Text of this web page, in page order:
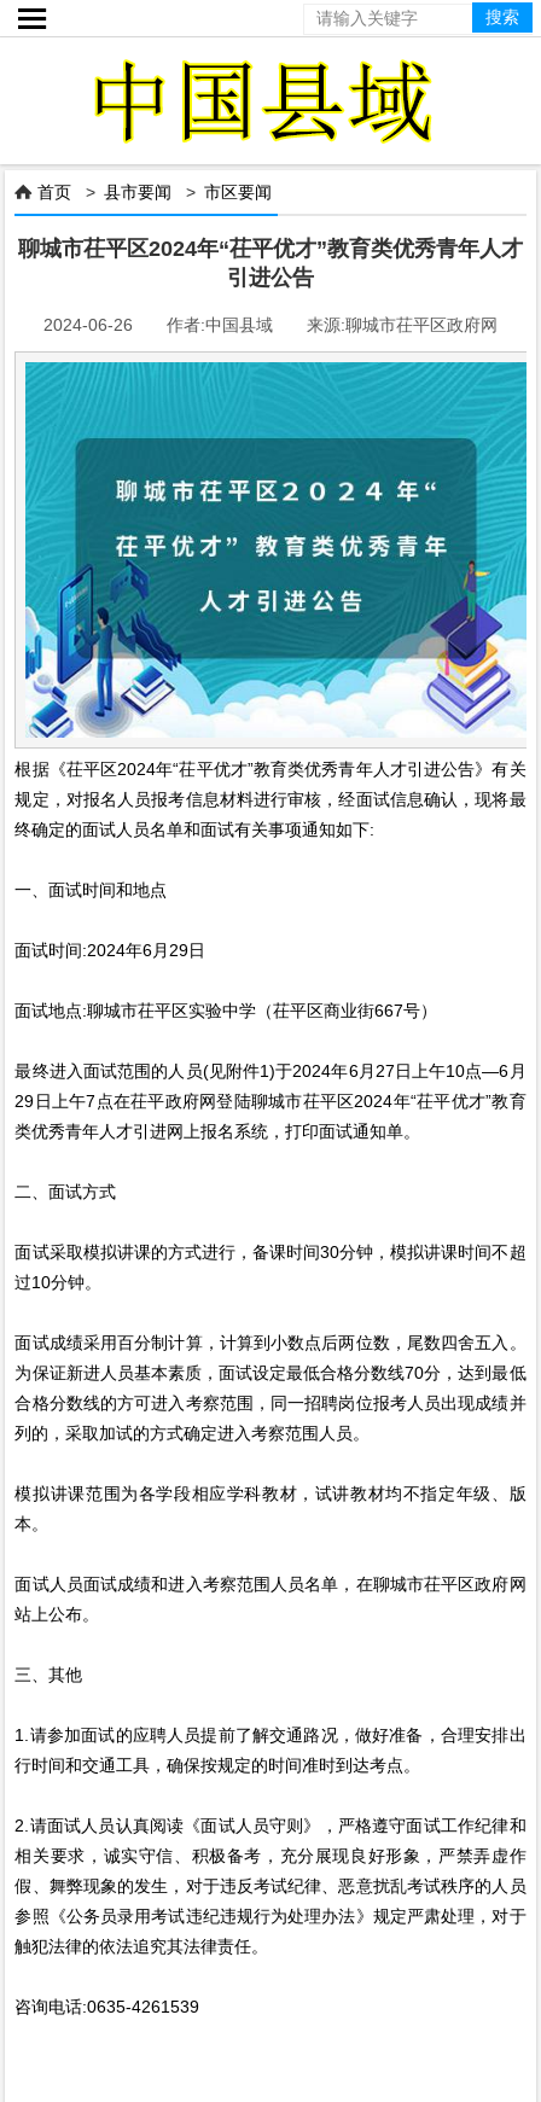

 首页 >县市要闻 >市区要闻
聊城市茌平区2024年“茌平优才”教育类优秀青年人才
引进公告
2024-06-26 作者:中国县域 来源:聊城市茌平区政府网
根据《茌平区2024年“茌平优才”教育类优秀青年人才引进公告》有关
规定，对报名人员报考信息材料进行审核，经面试信息确认，现将最
终确定的面试人员名单和面试有关事项通知如下:
一、面试时间和地点
面试时间:2024年6月29日
面试地点:聊城市茌平区实验中学（茌平区商业街667号）
最终进入面试范围的人员(见附件1)于2024年6月27日上午10点—6月
29日上午7点在茌平政府网登陆聊城市茌平区2024年“茌平优才”教育
类优秀青年人才引进网上报名系统，打印面试通知单。
二、面试方式
面试采取模拟讲课的方式进行，备课时间30分钟，模拟讲课时间不超
过10分钟。
面试成绩采用百分制计算，计算到小数点后两位数，尾数四舍五入。
为保证新进人员基本素质，面试设定最低合格分数线70分，达到最低
合格分数线的方可进入考察范围，同一招聘岗位报考人员出现成绩并
列的，采取加试的方式确定进入考察范围人员。
模拟讲课范围为各学段相应学科教材，试讲教材均不指定年级、版
本。
面试人员面试成绩和进入考察范围人员名单，在聊城市茌平区政府网
站上公布。
三、其他
1.请参加面试的应聘人员提前了解交通路况，做好准备，合理安排出
行时间和交通工具，确保按规定的时间准时到达考点。
2.请面试人员认真阅读《面试人员守则》，严格遵守面试工作纪律和
相关要求，诚实守信、积极备考，充分展现良好形象，严禁弄虚作
假、舞弊现象的发生，对于违反考试纪律、恶意扰乱考试秩序的人员
参照《公务员录用考试违纪违规行为处理办法》规定严肃处理，对于
触犯法律的依法追究其法律责任。
咨询电话:0635-4261539